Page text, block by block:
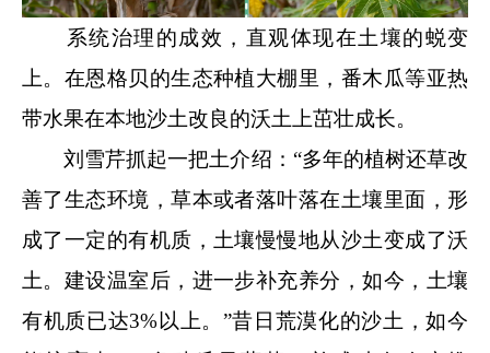
系统治理的成效，直观体现在土壤的蜕变
上。在恩格贝的生态种植大棚里，番木瓜等亚热
带水果在本地沙土改良的沃土上茁壮成长。
刘雪芹抓起一把土介绍：“多年的植树还草改
善了生态环境，草本或者落叶落在土壤里面，形
成了一定的有机质，土壤慢慢地从沙土变成了沃
土。建设温室后，进一步补充养分，如今，土壤
有机质已达3%以上。”昔日荒漠化的沙土，如今